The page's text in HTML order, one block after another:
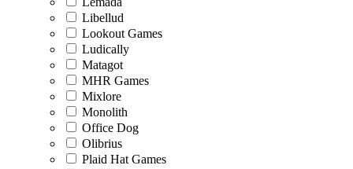
Libellud
Lookout Games
Ludically
Matagot
MHR Games
Mixlore
Monolith
Office Dog
Olibrius
Plaid Hat Games